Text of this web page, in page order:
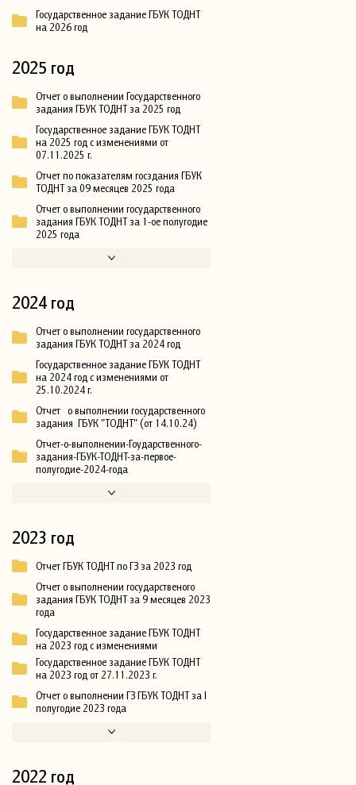
Государственное задание ГБУК ТОДНТ
на 2026 год
2025 год
Отчет о выполнении Государственного
задания ГБУК ТОДНТ за 2025 год
Государственное задание ГБУК ТОДНТ
на 2025 год с изменениями от
07.11.2025 г.
Отчет по показателям госздания ГБУК
ТОДНТ за 09 месяцев 2025 года
Отчет о выполнении государственного
задания ГБУК ТОДНТ за 1-ое полугодие
2025 года
2024 год
Отчет о выполнении государственного
задания ГБУК ТОДНТ за 2024 год
Государственное задание ГБУК ТОДНТ
на 2024 год с изменениями от
25.10.2024 г.
Отчет о выполнении государственного
задания ГБУК "ТОДНТ" (от 14.10.24)
Отчет-о-выполнении-Гоударственного-
задания-ГБУК-ТОДНТ-за-первое-
полугодие-2024-года
2023 год
Отчет ГБУК ТОДНТ по ГЗ за 2023 год
Отчет о выполнении государственого
задания ГБУК ТОДНТ за 9 месяцев 2023
года
Государственное задание ГБУК ТОДНТ
на 2023 год с изменениями
Государственное задание ГБУК ТОДНТ
на 2023 год от 27.11.2023 г.
Отчет о выполнении ГЗ ГБУК ТОДНТ за I
полугодие 2023 года
2022 год